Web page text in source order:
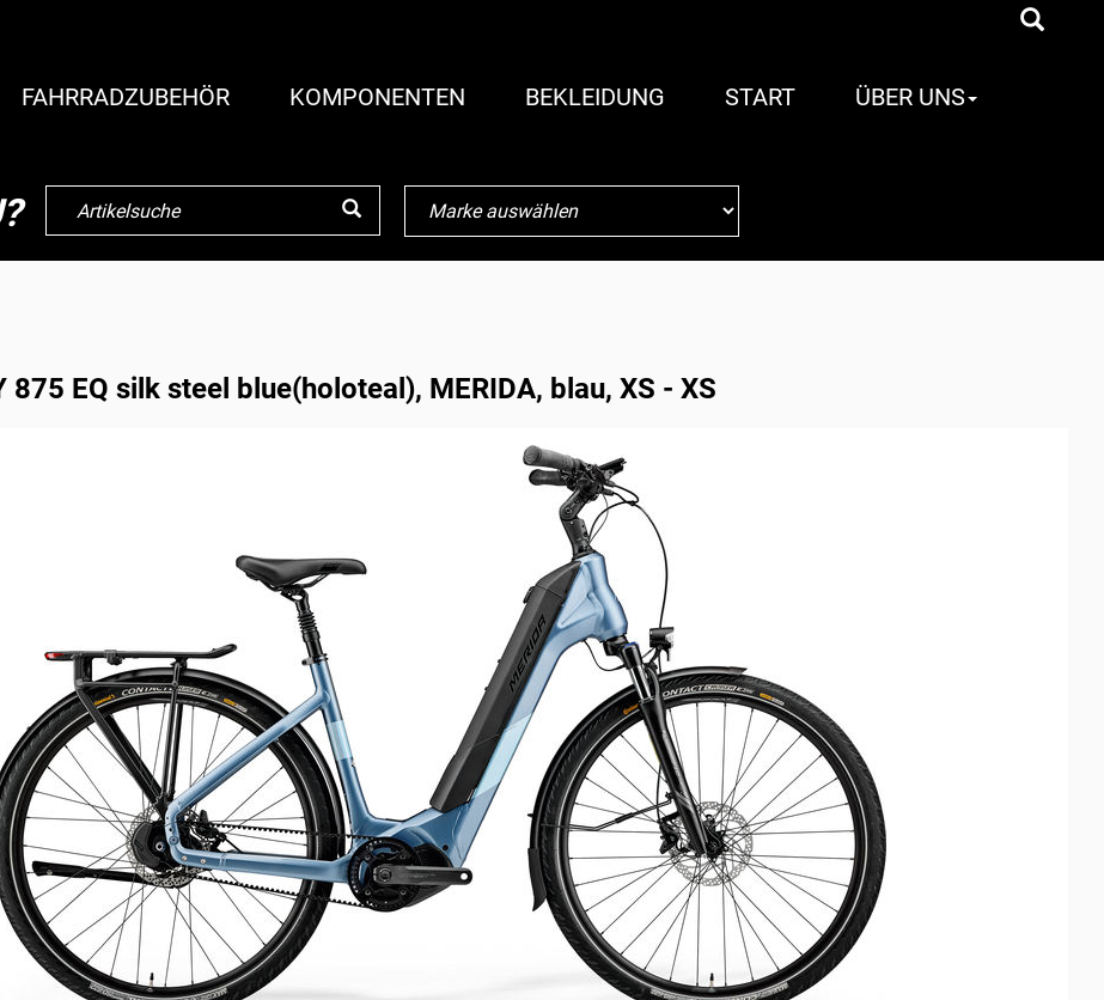
FAHRRADZUBEHÖR KOMPONENTEN BEKLEIDUNG START ÜBER UNS
875 EQ silk steel blue(holoteal), MERIDA, blau, XS - XS